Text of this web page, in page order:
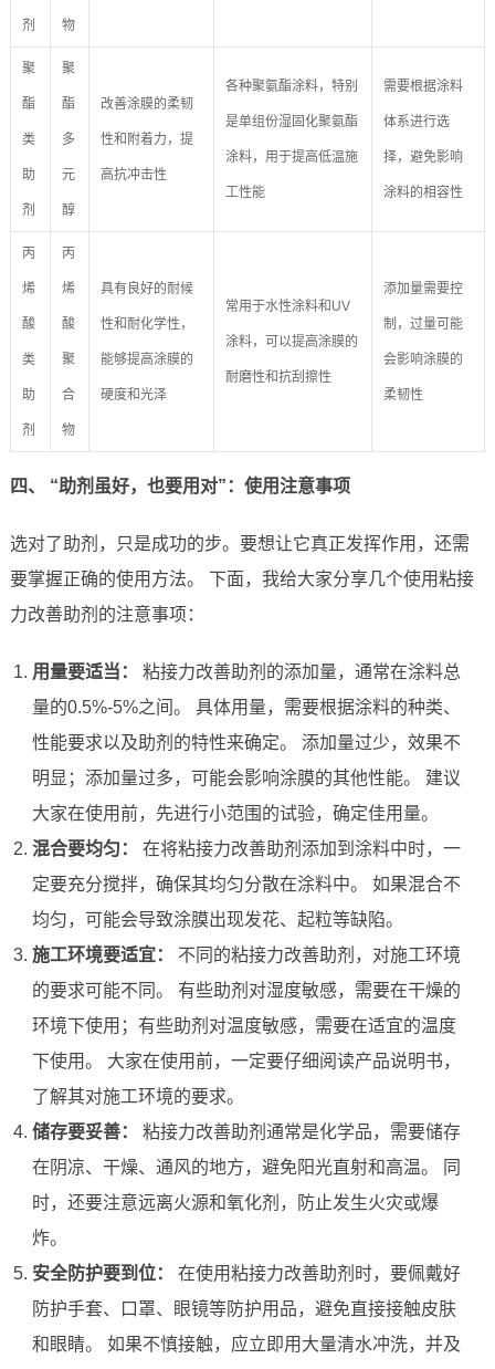
剂 物
聚
酯
类
助
剂
聚
酯
多
元
醇
改善涂膜的柔韧
性和附着力，提
高抗冲击性
各种聚氨酯涂料，特别
是单组份湿固化聚氨酯
涂料，用于提高低温施
工性能
需要根据涂料
体系进行选
择，避免影响
涂料的相容性
丙
烯
酸
类
助
剂
丙
烯
酸
聚
合
物
具有良好的耐候
性和耐化学性，
能够提高涂膜的
硬度和光泽
常用于水性涂料和UV
涂料，可以提高涂膜的
耐磨性和抗刮擦性
添加量需要控
制，过量可能
会影响涂膜的
柔韧性
四、 “助剂虽好，也要用对”：使用注意事项
选对了助剂，只是成功的步。要想让它真正发挥作用，还需
要掌握正确的使用方法。 下面，我给大家分享几个使用粘接
力改善助剂的注意事项：
用量要适当：
粘接力改善助剂的添加量，通常在涂料总
量的0.5%-5%之间。 具体用量，需要根据涂料的种类、
性能要求以及助剂的特性来确定。 添加量过少，效果不
明显；添加量过多，可能会影响涂膜的其他性能。 建议
大家在使用前，先进行小范围的试验，确定佳用量。
混合要均匀：
在将粘接力改善助剂添加到涂料中时，一
定要充分搅拌，确保其均匀分散在涂料中。 如果混合不
均匀，可能会导致涂膜出现发花、起粒等缺陷。
施工环境要适宜：
不同的粘接力改善助剂，对施工环境
的要求可能不同。 有些助剂对湿度敏感，需要在干燥的
环境下使用；有些助剂对温度敏感，需要在适宜的温度
下使用。 大家在使用前，一定要仔细阅读产品说明书，
了解其对施工环境的要求。
储存要妥善：
粘接力改善助剂通常是化学品，需要储存
在阴凉、干燥、通风的地方，避免阳光直射和高温。 同
时，还要注意远离火源和氧化剂，防止发生火灾或爆
炸。
安全防护要到位：
在使用粘接力改善助剂时，要佩戴好
防护手套、口罩、眼镜等防护用品，避免直接接触皮肤
和眼睛。 如果不慎接触，应立即用大量清水冲洗，并及